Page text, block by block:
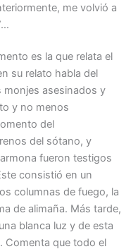
me volvió a
es la que relata el
su relato habla del
monjes asesinados y
y no menos
del
del sótano, y
fueron testigos
consistió en un
columnas de fuego, la
de alimaña. Más tarde,
blanca luz y de esta
Comenta que todo el